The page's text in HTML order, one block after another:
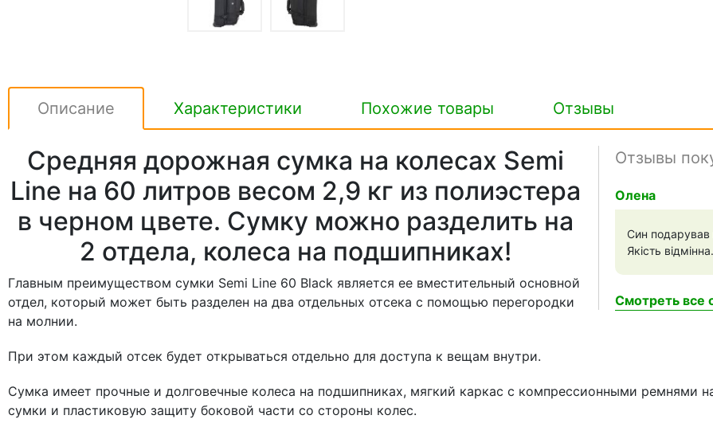
Описание Характеристики Похожие товары Отзывы
Отзывы
Олена
Син
Якість
Смотреть все
Средняя дорожная сумка на колесах Semi
Line на 60 литров весом 2,9 кг из полиэстера
в черном цвете. Сумку можно разделить на
2 отдела, колеса на подшипниках!
Главным преимуществом сумки Semi Line 60 Black является ее вместительный основной
отдел, который может быть разделен на два отдельных отсека с помощью перегородки
на молнии.
При этом каждый отсек будет открываться отдельно для доступа к вещам внутри.
Сумка имеет прочные и долговечные колеса на подшипниках, мягкий каркас с компрессионными ремнями
сумки и пластиковую защиту боковой части со стороны колес.